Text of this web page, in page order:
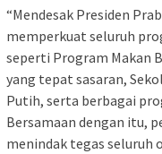
“Mendesak Presiden
memperkuat seluruh
seperti Program Makan
yang tepat sasaran,
Putih, serta berbagai
Bersamaan dengan itu,
menindak tegas seluruh